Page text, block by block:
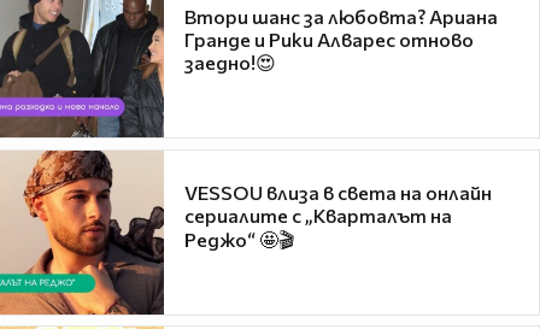
Втори шанс за любовта? Ариана
Гранде и Рики Алварес отново
заедно!😍
VESSOU влиза в света на онлайн
сериалите с „Кварталът на
Реджо“ 🤩🎬